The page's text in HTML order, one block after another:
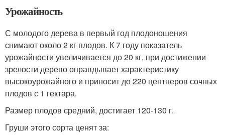
Урожайность
С молодого дерева в первый год плодоношения
снимают около 2 кг плодов. К 7 году показатель
урожайности увеличивается до 20 кг, при достижении
зрелости дерево оправдывает характеристику
высокоурожайного и приносит до 220 центнеров сочных
плодов с 1 гектара.
Размер плодов средний, достигает 120-130 г.
Груши этого сорта ценят за: